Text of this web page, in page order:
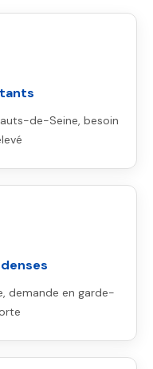
de-Seine, besoin
demande en garde-